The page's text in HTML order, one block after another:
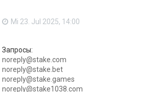
Mi 23. Jul 2025, 14:00
Запросы:
noreply@stake.com
noreply@stake.bet
noreply@stake.games
noreply@stake1038.com